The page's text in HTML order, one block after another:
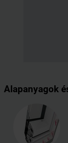
Alapanyagok